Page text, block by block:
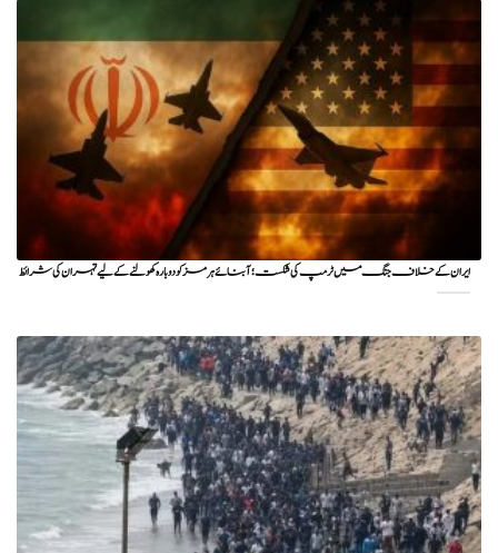
ایران کے خلاف جنگ میں ٹرمپ کی شکست؛ آبنائے ہرمز کو دوبارہ کھولنے کے لیے تہران کی شرائط